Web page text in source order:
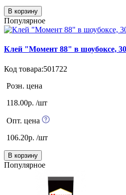
В корзину
Популярное
Клей "Момент 88" в шоубоксе,
Код товара:501722
Розн. цена
118.00р. /шт
Опт. цена
106.20р. /шт
В корзину
Популярное